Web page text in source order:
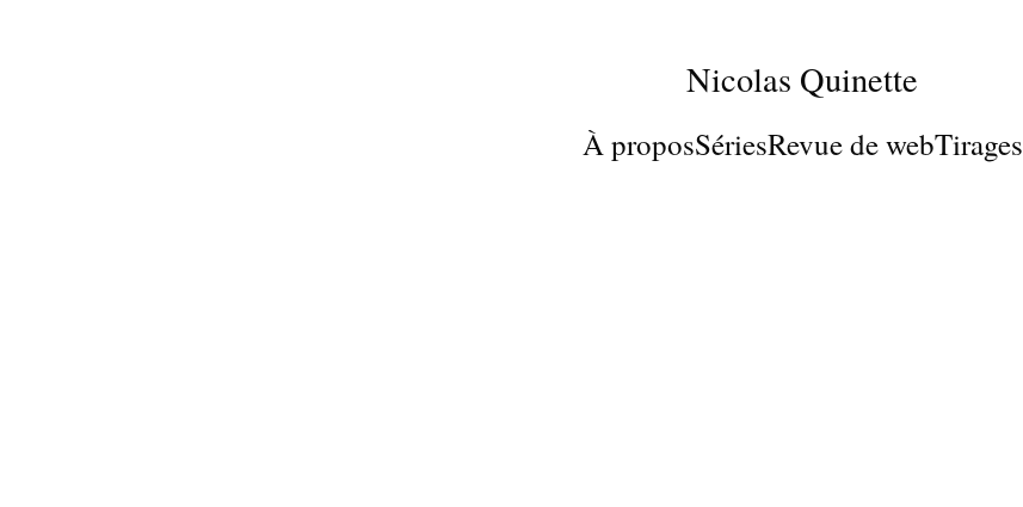
Nicolas Quinette
À proposSériesRevue de webTirages